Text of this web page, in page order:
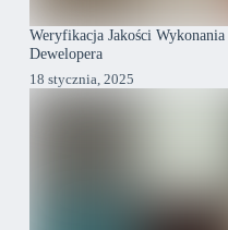
Weryfikacja Jakości
Dewelopera
18 stycznia, 2025